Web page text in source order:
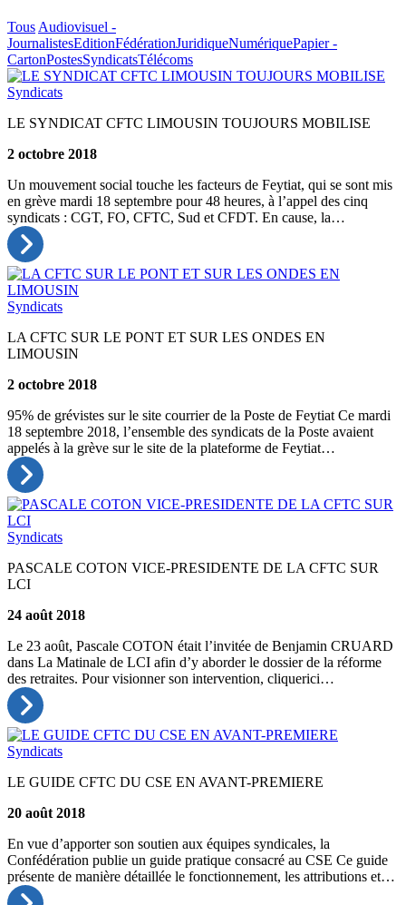
Tous Audiovisuel -
JournalistesEditionFédérationJuridiqueNumériquePapier -
CartonPostesSyndicatsTélécoms
Syndicats
LE SYNDICAT CFTC LIMOUSIN TOUJOURS MOBILISE
2 octobre 2018
Un mouvement social touche les facteurs de Feytiat, qui se sont mis
en grève mardi 18 septembre pour 48 heures, à l’appel des cinq
syndicats : CGT, FO, CFTC, Sud et CFDT. En cause, la…
Syndicats
LA CFTC SUR LE PONT ET SUR LES ONDES EN
LIMOUSIN
2 octobre 2018
95% de grévistes sur le site courrier de la Poste de Feytiat Ce mardi
18 septembre 2018, l’ensemble des syndicats de la Poste avaient
appelés à la grève sur le site de la plateforme de Feytiat…
Syndicats
PASCALE COTON VICE-PRESIDENTE DE LA CFTC SUR
LCI
24 août 2018
Le 23 août, Pascale COTON était l’invitée de Benjamin CRUARD
dans La Matinale de LCI afin d’y aborder le dossier de la réforme
des retraites. Pour visionner son intervention, cliquerici…
Syndicats
LE GUIDE CFTC DU CSE EN AVANT-PREMIERE
20 août 2018
En vue d’apporter son soutien aux équipes syndicales, la
Confédération publie un guide pratique consacré au CSE Ce guide
présente de manière détaillée le fonctionnement, les attributions et…